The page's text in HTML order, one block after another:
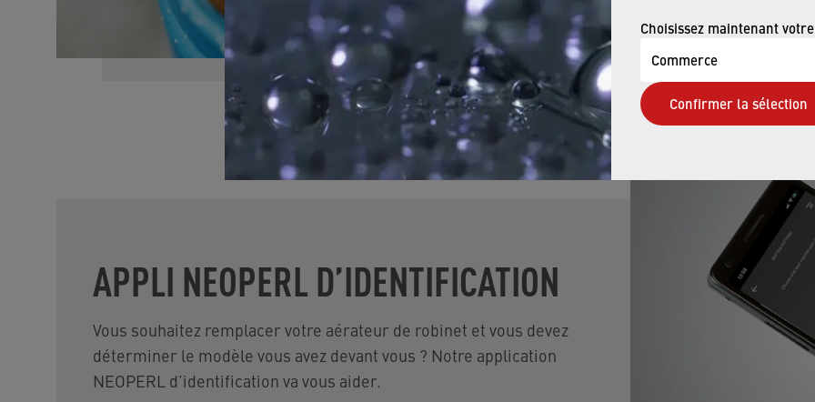
Choisissez maintenant
Commerce
Confirmer la sélection
EN SAVOIR PLUS
APPLI NEOPERL D’IDENTIFICATION
Vous souhaitez remplacer votre aérateur de robinet et vous devez
déterminer le modèle vous avez devant vous ? Notre application
NEOPERL d’identification va vous aider.